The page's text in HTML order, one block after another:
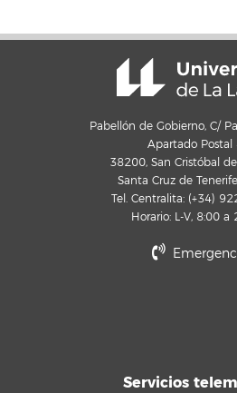
Pabellón de Gobierno, C/
Apartado Postal
38200, San Cristóbal
Santa Cruz de
Tel. Centralita: (+34)
Horario: L-V, 8:00 a
Servicios